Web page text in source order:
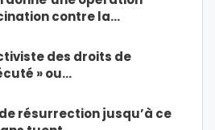
contre la…
des droits de
» ou…
résurrection jusqu’à ce